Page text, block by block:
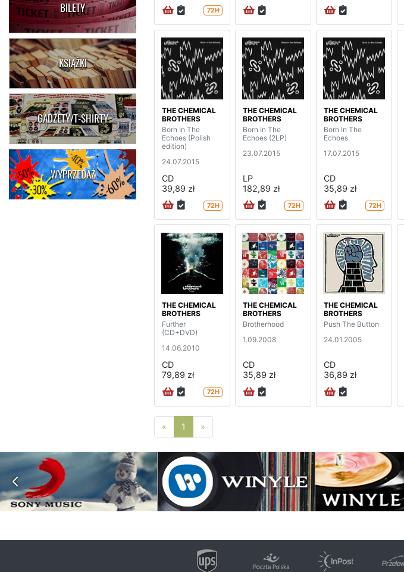
BILETY
KSIĄŻKI
GADŻETY/T-SHIRTY
WYPRZEDAŻ
72H
THE CHEMICAL
BROTHERS
Born In The
Echoes (Polish
edition)
24.07.2015
CD
39,89 zł
72H
THE CHEMICAL
BROTHERS
Born In The
Echoes (2LP)
23.07.2015
LP
182,89 zł
72H
THE CHEMICAL
BROTHERS
Born In The
Echoes
17.07.2015
CD
35,89 zł
72H
THE CHEMICAL
BROTHERS
Further
(CD+DVD)
14.06.2010
CD
79,89 zł
72H
THE CHEMICAL
BROTHERS
Brotherhood
1.09.2008
CD
35,89 zł
THE CHEMICAL
BROTHERS
Push The Button
24.01.2005
CD
36,89 zł
« Poprzednia strona
1 »